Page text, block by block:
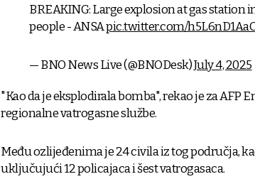
BREAKING: Large explosion at gas station
people - ANSApic.twitter.com/
— BNO News Live (@BNODesk)July 4, 2025
"Kao da je eksplodirala bomba", rekao je za AFP
regionalne vatrogasne službe.
Među ozlijeđenima je 24 civila iz tog područja,
uključujući 12 policajaca i šest vatrogasaca.